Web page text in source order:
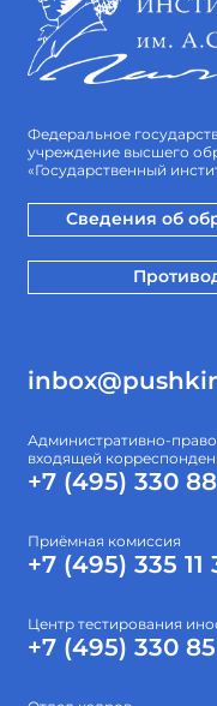
Федеральное
учреждение высшего
«Государственный
Сведения об
Административно-
входящей
+7 (495) 330 88
Приёмная комиссия
+7 (495) 335 11
Центр тестирования
+7 (495) 330 85